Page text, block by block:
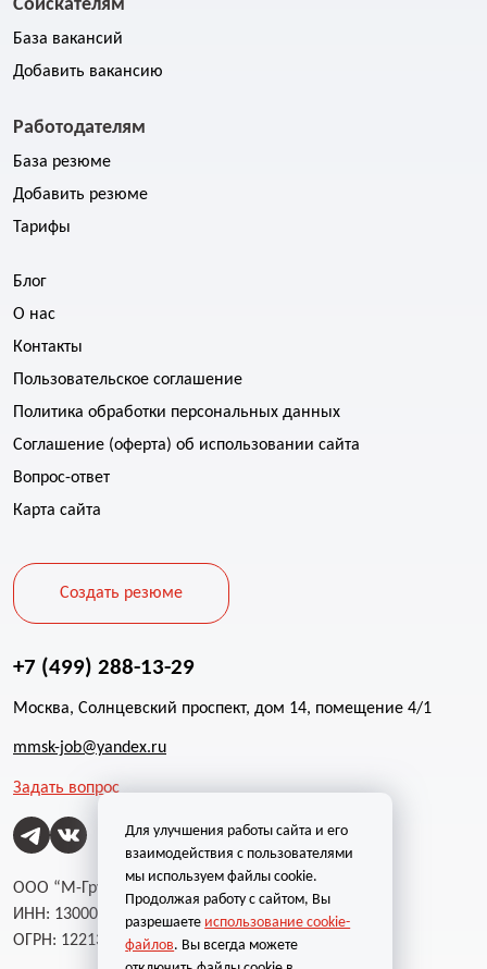
Соискателям
База вакансий
Добавить вакансию
Работодателям
База резюме
Добавить резюме
Тарифы
Блог
О нас
Контакты
Пользовательское соглашение
Политика обработки персональных данных
Соглашение (оферта) об использовании сайта
Вопрос-ответ
Карта сайта
Создать резюме
+7 (499) 288-13-29
Москва, Солнцевский проспект, дом 14, помещение 4/1
mmsk-job@yandex.ru
Задать вопрос
ООО “М-Групп”
ИНН: 1300002787
ОГРН: 1221300004232
Для улучшения работы сайта и его
взаимодействия с пользователями
мы используем файлы cookie.
Продолжая работу с сайтом, Вы
разрешаете использование cookie-
файлов. Вы всегда можете